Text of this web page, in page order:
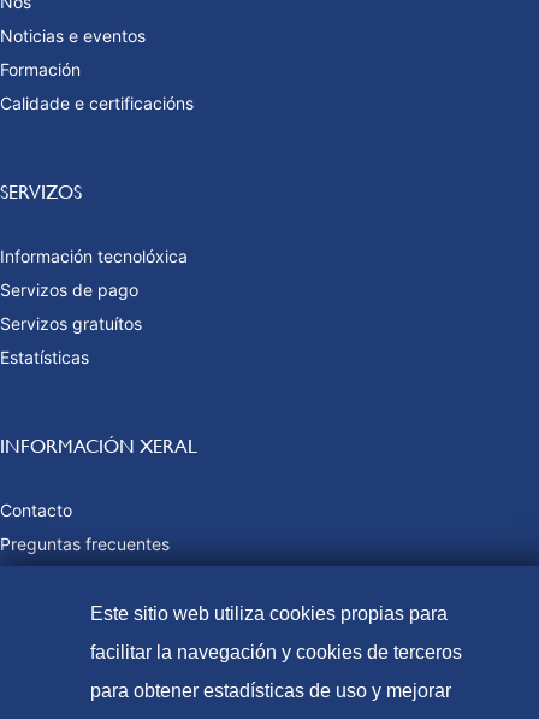
Noticias e eventos
Formación
Calidade e certificacións
SERVIZOS
Información tecnolóxica
Servizos de pago
Servizos gratuítos
Estatísticas
INFORMACIÓN XERAL
Contacto
Preguntas frecuentes
Formas de pagoEste sitio web utiliza cookies propias para
facilitar la navegación y cookies de terceros
para obtener estadísticas de uso y mejorar